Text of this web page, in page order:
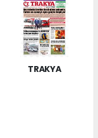
TRAKYA